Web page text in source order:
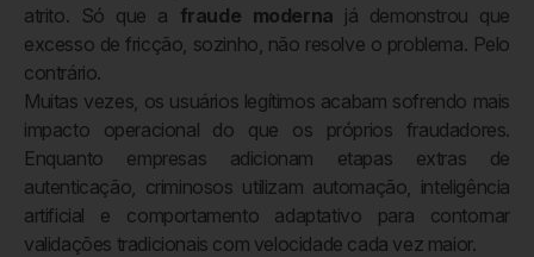
atrito. Só que a fraude moderna já demonstrou que
excesso de fricção, sozinho, não resolve o problema. Pelo
contrário.
Muitas vezes, os usuários legítimos acabam sofrendo mais
impacto operacional do que os próprios fraudadores.
Enquanto empresas adicionam etapas extras de
autenticação, criminosos utilizam automação, inteligência
artificial e comportamento adaptativo para contornar
validações tradicionais com velocidade cada vez maior.